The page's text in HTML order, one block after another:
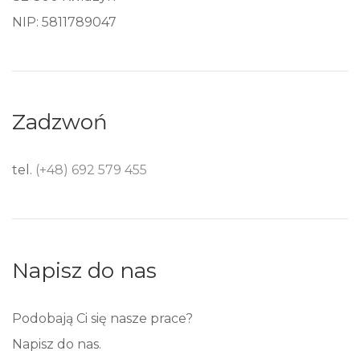
NIP: 5811789047
Zadzwoń
tel. (+48) 692 579 455
Napisz do nas
Podobają Ci się nasze prace?
Napisz do nas.